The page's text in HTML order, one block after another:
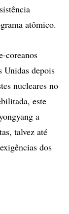
atômico.
coreanos
Unidas depois
nucleares no
este
a
talvez até
dos